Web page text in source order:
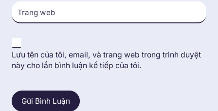
Trang web
Lưu tên của tôi, email, và trang web trong trình duyệt
này cho lần bình luận kế tiếp của tôi.